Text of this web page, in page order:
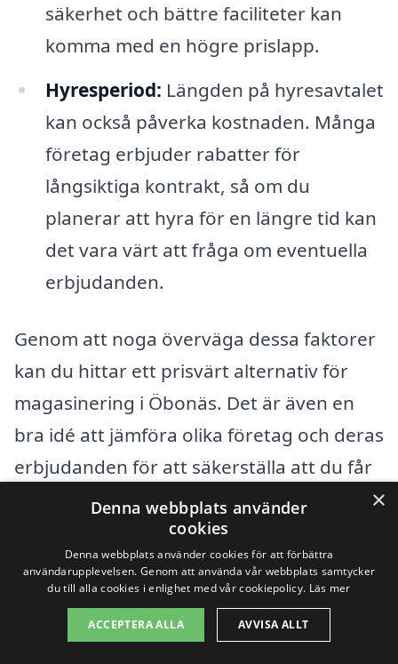
säkerhet och bättre faciliteter kan
komma med en högre prislapp.
Hyresperiod: Längden på hyresavtalet
kan också påverka kostnaden. Många
företag erbjuder rabatter för
långsiktiga kontrakt, så om du
planerar att hyra för en längre tid kan
det vara värt att fråga om eventuella
erbjudanden.
Genom att noga överväga dessa faktorer
kan du hittar ett prisvärt alternativ för
magasinering i Öbonäs. Det är även en
bra idé att jämföra olika företag och deras
erbjudanden för att säkerställa att du får
bästa möjliga pris och service. Genom vår
plattform kan du enkelt begära offert från
flera företag i området, vilket ger dig
möjlighet att göra ett informerat val
utifrån dina specifika behov och budget.
×
Denna webbplats använder
cookies
Denna webbplats använder cookies för att förbättra
användarupplevelsen. Genom att använda vår webbplats samtycker
du till alla cookies i enlighet med vår cookiepolicy. Läs mer
ACCEPTERA ALLA AVVISA ALLT